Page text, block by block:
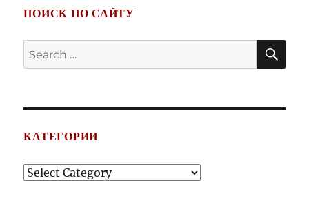
ПОИСК ПО САЙТУ
Search
for:
КАТЕГОРИИ
Категории